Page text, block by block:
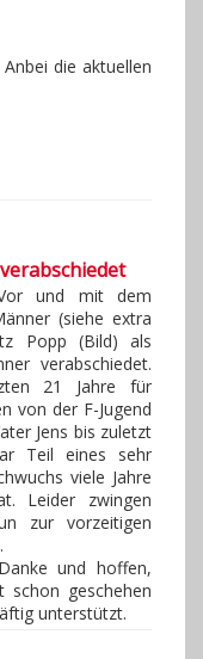
die aktuellen
und mit dem
(siehe extra
Popp (Bild) als
verabschiedet.
21 Jahre für
von der F-Jugend
Jens bis zuletzt
Teil eines sehr
viele Jahre
Leider zwingen
zur vorzeitigen
und hoffen,
geschehen
unterstützt.